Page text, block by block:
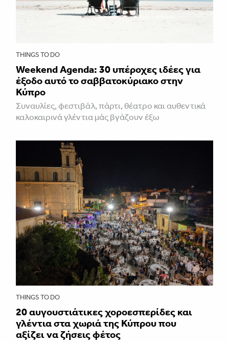
THINGS TO DO
Weekend Agenda: 30 υπέροχες ιδέες για
έξοδο αυτό το σαββατοκύριακο στην
Κύπρο
Συναυλίες, φεστιβάλ, πάρτι, θέατρο και αυθεντικά
καλοκαιρινά γλέντια μάς βγάζουν έξω
THINGS TO DO
20 αυγουστιάτικες χοροεσπερίδες και
γλέντια στα χωριά της Κύπρου που
αξίζει να ζήσεις φέτος